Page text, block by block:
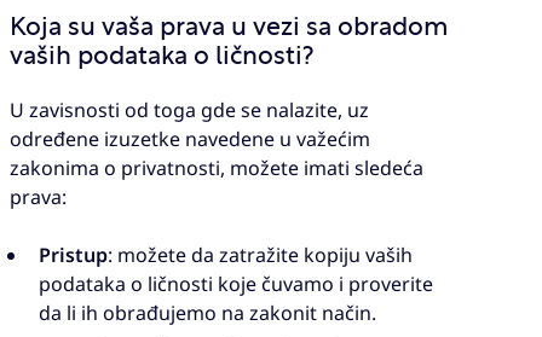
Koja su vaša prava u vezi sa obradom
vaših podataka o ličnosti?
U zavisnosti od toga gde se nalazite, uz
određene izuzetke navedene u važećim
zakonima o privatnosti, možete imati sledeća
prava:
Pristup: možete da zatražite kopiju vaših
podataka o ličnosti koje čuvamo i proverite
da li ih obrađujemo na zakonit način.